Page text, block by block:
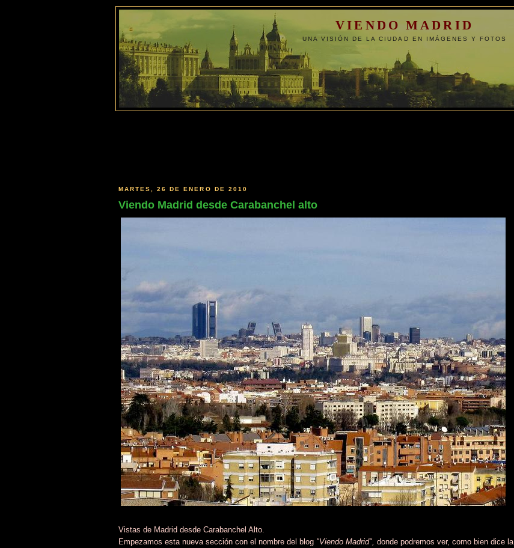
VIENDO MADRID
UNA VISIÓN DE LA CIUDAD EN IMÁGENES Y FOTOS
MARTES, 26 DE ENERO DE 2010
Viendo Madrid desde Carabanchel alto
Vistas de Madrid desde Carabanchel Alto.
Empezamos esta nueva sección con el nombre del blog "Viendo Madrid", donde podremos ver, como bien dice la